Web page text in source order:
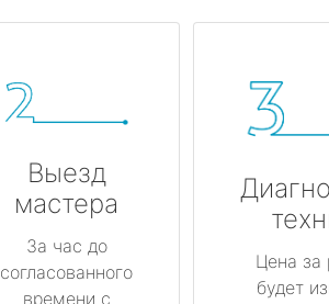
Выезд
мастера
За час до
согласованного
времени с
Цена за
будет